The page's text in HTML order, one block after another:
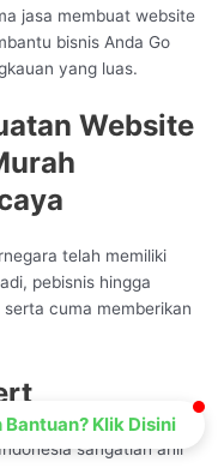
jasa membuat website
bisnis Anda Go
yang luas.
Website
telah memiliki
pebisnis hingga
cuma memberikan
sangatlah ahli
Bantuan? Klik Disini